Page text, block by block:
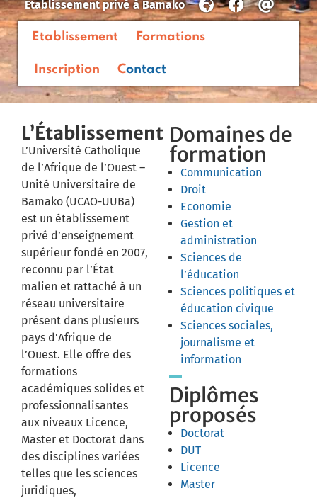
Etablissement privé àBamako
Etablissement Formations
Inscription Contact
L’Établissement
L’Université Catholique
de l’Afrique de l’Ouest –
Unité Universitaire de
Bamako (UCAO-UUBa)
est un établissement
privé d’enseignement
supérieur fondé en 2007,
reconnu par l’État
malien et rattaché à un
réseau universitaire
présent dans plusieurs
pays d’Afrique de
l’Ouest. Elle offre des
formations
académiques solides et
professionnalisantes
aux niveaux Licence,
Master et Doctorat dans
des disciplines variées
telles que les sciences
juridiques,
Domaines de
formation
Communication
Droit
Economie
Gestion et
administration
Sciences de
l’éducation
Sciences politiques et
éducation civique
Sciences sociales,
journalisme et
information
Diplômes
proposés
Doctorat
DUT
Licence
Master